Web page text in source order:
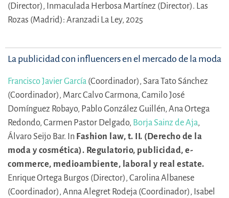
(Director), Inmaculada Herbosa Martínez (Director). Las
Rozas (Madrid): Aranzadi La Ley, 2025
La publicidad con influencers en el mercado de la moda
Francisco Javier García (Coordinador), Sara Tato Sánchez
(Coordinador), Marc Calvo Carmona, Camilo José
Domínguez Robayo, Pablo González Guillén, Ana Ortega
Redondo, Carmen Pastor Delgado, Borja Sainz de Aja,
Álvaro Seijo Bar. In Fashion law, t. II. (Derecho de la
moda y cosmética). Regulatorio, publicidad, e-
commerce, medioambiente, laboral y real estate.
Enrique Ortega Burgos (Director), Carolina Albanese
(Coordinador), Anna Alegret Rodeja (Coordinador), Isabel